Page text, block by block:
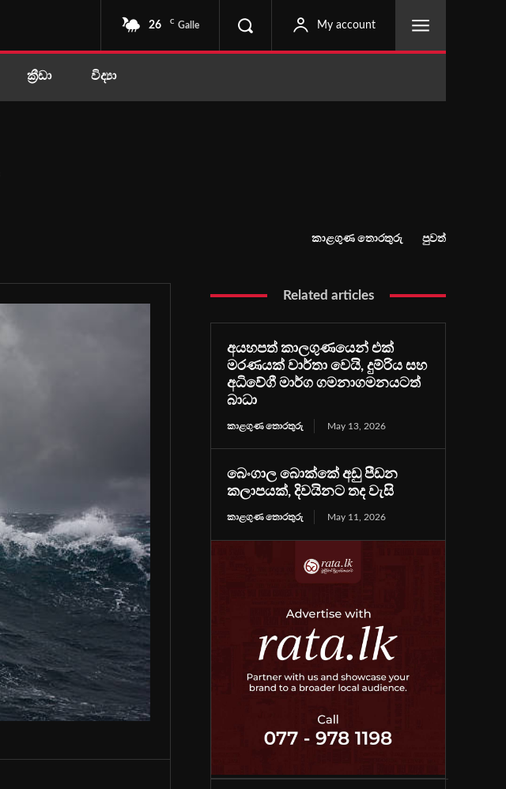
26 C Galle My account
ක්‍රීඩා විද්‍යා
කාළගුණ තොරතුරු පුවත්
Related articles
අයහපත් කාලගුණයෙන් එක්
මරණයක් වාර්තා වෙයි, දුම්රිය සහ
අධිවේගී මාර්ග ගමනාගමනයටත්
බාධා
කාළගුණ තොරතුරු May 13, 2026
බෙංගාල බොක්කේ අඩු පීඩන
කලාපයක්, දිවයිනට තද වැසි
කාළගුණ තොරතුරු May 11, 2026